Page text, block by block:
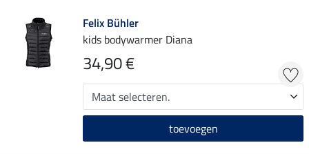
Felix Bühler
kids bodywarmer Diana
34,90 €
toevoegen